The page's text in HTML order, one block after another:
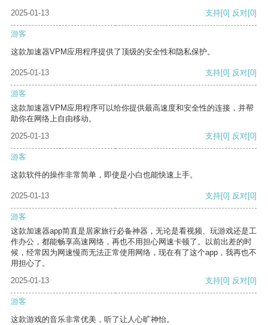
2025-01-13 支持[0] 反对[0]
游客
这款加速器VPM应用程序提供了顶级的安全性和隐私保护。
2025-01-13 支持[0] 反对[0]
游客
这款加速器VPM应用程序可以给你提供最高速度和安全性的连接，并帮
助你在网络上自由移动。
2025-01-13
支持[0] 反对[0]
游客
这款软件的操作非常简单，即使是小白也能快速上手。
2025-01-13 支持[0] 反对[0]
游客
这款加速器app简直是居家旅行必备神器，无论是看视频、玩游戏还是工
作办公，都能畅享高速网络，再也不用担心网速卡顿了。以前出差的时
候，经常因为网速慢而无法正常使用网络，现在有了这个app，我再也不
用担心了。
2025-01-13
支持[0] 反对[0]
游客
这款游戏的音乐非常优美，听了让人心旷神怡。